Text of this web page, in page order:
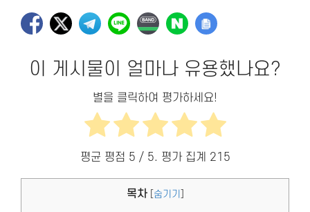
이 게시물이 얼마나 유용했나요?
별을 클릭하여 평가하세요!
평균 평점 5 / 5. 평가 집계 215
목차 숨기기